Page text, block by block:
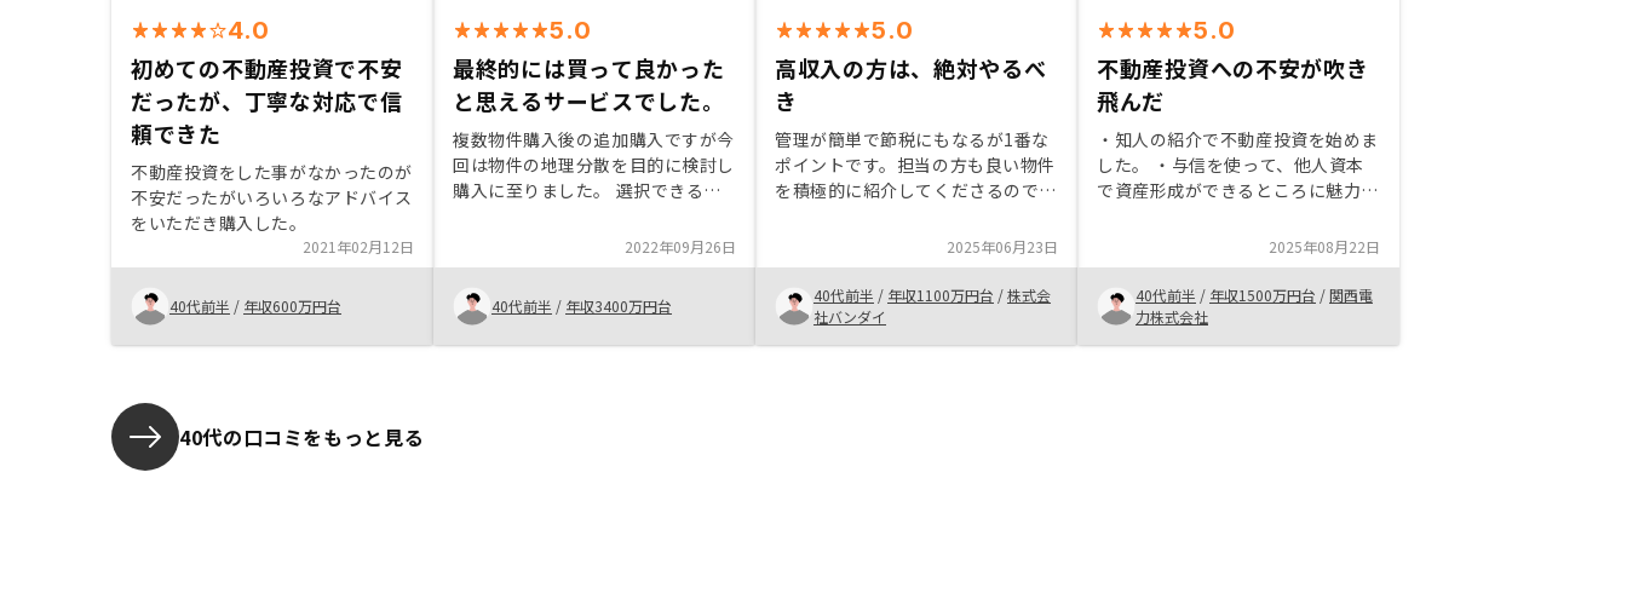
4.0
初めての不動産投資で不安
だったが、丁寧な対応で信
頼できた
不動産投資をした事がなかったのが
不安だったがいろいろなアドバイス
をいただき購入した。
2021年02月12日
40代前半 / 年収600万円台
5.0
最終的には買って良かった
と思えるサービスでした。
複数物件購入後の追加購入ですが今
回は物件の地理分散を目的に検討し
購入に至りました。 選択できる物
い点。物件所在地に応じたローンの
紹介も頂ける点は他社にはない強み
だと感じられました。
2022年09月26日
40代前半 / 年収3400万円台
5.0
高収入の方は、絶対やるべ
き
管理が簡単で節税にもなるが1番な
ポイントです。担当の方も良い物件
を積極的に紹介してくださるのでと
売りはないのでちょうどいい距離感
です。さらに購入者のパーティーな
どが多く開催されるのでとても楽し
いです。
2025年06月23日
40代前半 / 年収1100万円台 /株式会
社バンダイ
5.0
不動産投資への不安が吹き
飛んだ
・知人の紹介で不動産投資を始めま
した。 ・与信を使って、他人資本
で資産形成ができるところに魅力を
る不安に対して、担当の方から、丁
寧にリスク対策について説明を受け
て納得できました。
2025年08月22日
40代前半 / 年収1500万円台 /関西電
力株式会社
40代の口コミをもっと見る